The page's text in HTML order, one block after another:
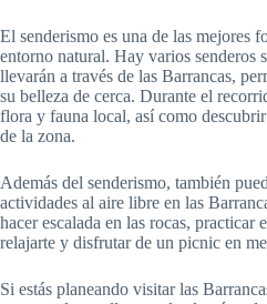
El senderismo es una de las mejores
entorno natural. Hay varios senderos
llevarán a través de las Barrancas,
su belleza de cerca. Durante el
flora y fauna local, así como
de la zona.
Además del senderismo, también
actividades al aire libre en las
hacer escalada en las rocas, practicar
relajarte y disfrutar de un picnic en
Si estás planeando visitar las